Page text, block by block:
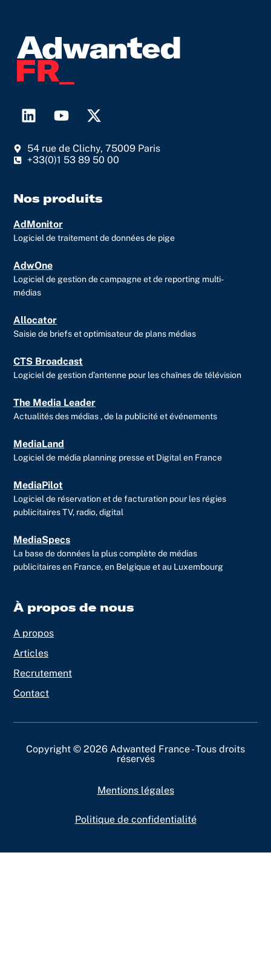
L
i
k
e
i
Y
o
t
u
e
X
-
w
i
t
54 rue de Clichy, 75009 Paris
+33(0)1 53 89 50 00
Nos produits
AdMonitor
Logiciel de traitement de données de pige
AdwOne
Logiciel de gestion de campagne et de reporting multi-
médias
Allocator
Saisie de briefs et optimisateur de plans médias
CTS Broadcast
Logiciel de gestion d’antenne pour les chaînes de télévision
The Media Leader
Actualités des médias , de la publicité et événements
MediaLand
Logiciel de média planning presse et Digital en France
MediaPilot
Logiciel de réservation et de facturation pour les régies
publicitaires TV, radio, digital
MediaSpecs
La base de données la plus complète de médias
publicitaires en France, en Belgique et au Luxembourg
À propos de nous
A propos
Articles
Recrutement
Contact
Copyright © 2026 Adwanted France - Tous droits
réservés
Mentions légales
Politique de confidentialité